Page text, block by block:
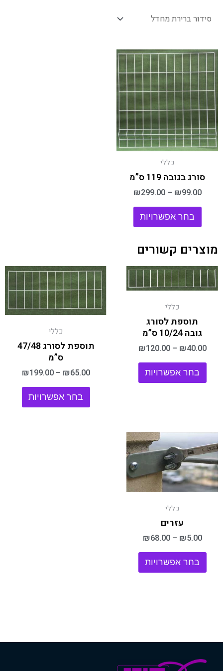
כללי
סורג בגובה 119 ס”מ
₪99.00
–
₪299.00
בחר אפשרויות
למוצר
זה
יש
מספר
סוגים.
לבחור
את
האפשרויות
בעמוד
מוצרים קשורים
כללי
תוספת לסורג
גובה 10/24 ס”מ
₪40.00
–
₪120.00
בחר אפשרויות
למוצר
זה
יש
בעמוד
כללי
תוספת לסורג 47/48
ס”מ
₪65.00
–
₪199.00
בחר אפשרויות
למוצר
זה
יש
מספר
סוגים.
את
כללי
עזרים
₪5.00
–
₪68.00
בחר אפשרויות
למוצר
זה
יש
מספר
סוגים.
ניתן